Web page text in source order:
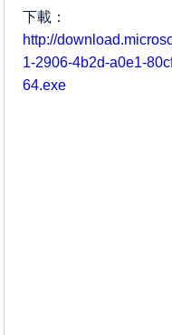
下載：
http://
1-2906-4b2d-a0e1-
64.exe